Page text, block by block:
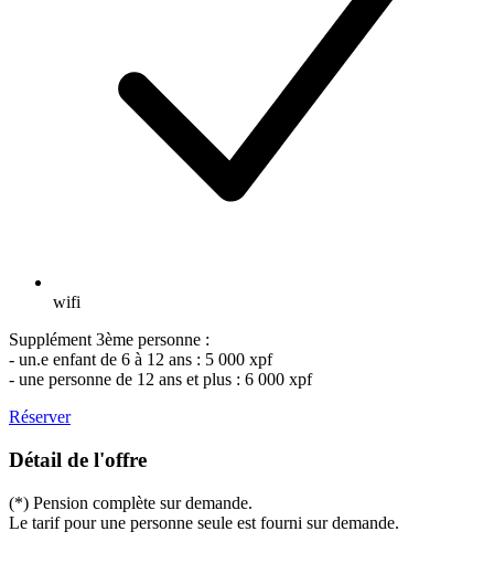
wifi
Supplément 3ème personne :
- un.e enfant de 6 à 12 ans : 5 000 xpf
- une personne de 12 ans et plus : 6 000 xpf
Réserver
Détail de l'offre
(*) Pension complète sur demande.
Le tarif pour une personne seule est fourni sur demande.